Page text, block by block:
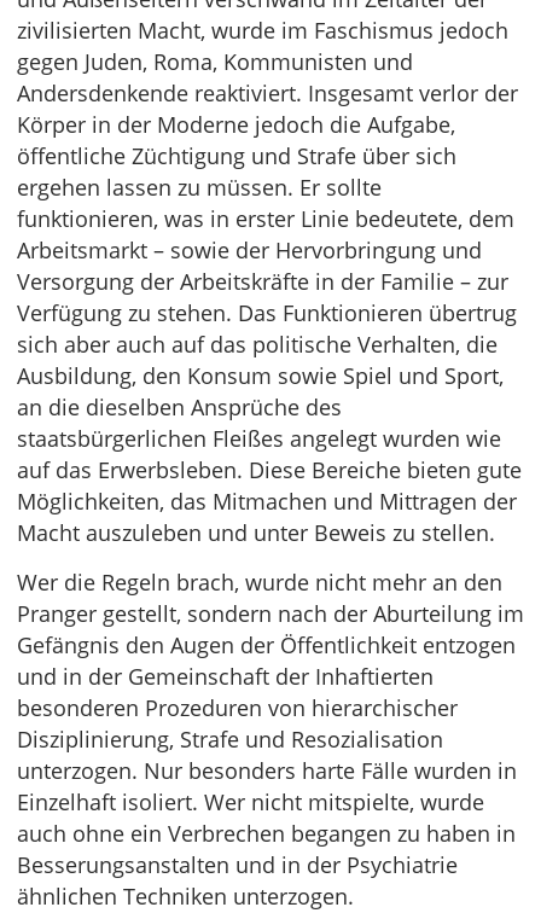
zivilisierten Macht, wurde im Faschismus jedoch
gegen Juden, Roma, Kommunisten und
Andersdenkende reaktiviert. Insgesamt verlor der
Körper in der Moderne jedoch die Aufgabe,
öffentliche Züchtigung und Strafe über sich
ergehen lassen zu müssen. Er sollte
funktionieren, was in erster Linie bedeutete, dem
Arbeitsmarkt – sowie der Hervorbringung und
Versorgung der Arbeitskräfte in der Familie – zur
Verfügung zu stehen. Das Funktionieren übertrug
sich aber auch auf das politische Verhalten, die
Ausbildung, den Konsum sowie Spiel und Sport,
an die dieselben Ansprüche des
staatsbürgerlichen Fleißes angelegt wurden wie
auf das Erwerbsleben. Diese Bereiche bieten gute
Möglichkeiten, das Mitmachen und Mittragen der
Macht auszuleben und unter Beweis zu stellen.
Wer die Regeln brach, wurde nicht mehr an den
Pranger gestellt, sondern nach der Aburteilung im
Gefängnis den Augen der Öffentlichkeit entzogen
und in der Gemeinschaft der Inhaftierten
besonderen Prozeduren von hierarchischer
Disziplinierung, Strafe und Resozialisation
unterzogen. Nur besonders harte Fälle wurden in
Einzelhaft isoliert. Wer nicht mitspielte, wurde
auch ohne ein Verbrechen begangen zu haben in
Besserungsanstalten und in der Psychiatrie
ähnlichen Techniken unterzogen.